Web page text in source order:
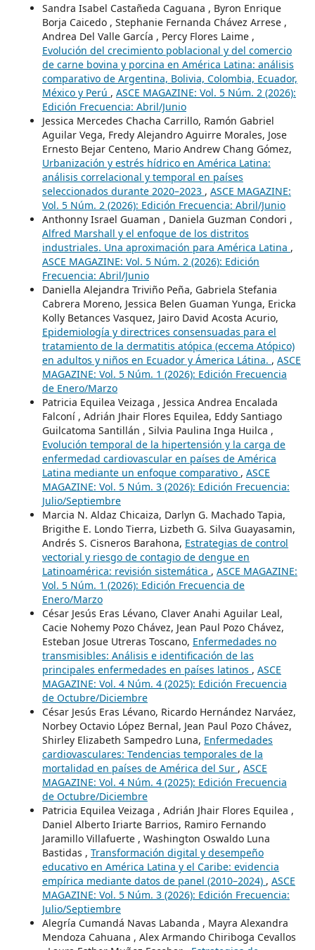
Sandra Isabel Castañeda Caguana , Byron Enrique
Borja Caicedo , Stephanie Fernanda Chávez Arrese ,
Andrea Del Valle García , Percy Flores Laime ,
Evolución del crecimiento poblacional y del comercio
de carne bovina y porcina en América Latina: análisis
comparativo de Argentina, Bolivia, Colombia, Ecuador,
México y Perú , ASCE MAGAZINE: Vol. 5 Núm. 2 (2026):
Edición Frecuencia: Abril/Junio
Jessica Mercedes Chacha Carrillo, Ramón Gabriel
Aguilar Vega, Fredy Alejandro Aguirre Morales, Jose
Ernesto Bejar Centeno, Mario Andrew Chang Gómez,
Urbanización y estrés hídrico en América Latina:
análisis correlacional y temporal en países
seleccionados durante 2020–2023 , ASCE MAGAZINE:
Vol. 5 Núm. 2 (2026): Edición Frecuencia: Abril/Junio
Anthonny Israel Guaman , Daniela Guzman Condori ,
Alfred Marshall y el enfoque de los distritos
industriales. Una aproximación para América Latina ,
ASCE MAGAZINE: Vol. 5 Núm. 2 (2026): Edición
Frecuencia: Abril/Junio
Daniella Alejandra Triviño Peña, Gabriela Stefania
Cabrera Moreno, Jessica Belen Guaman Yunga, Ericka
Kolly Betances Vasquez, Jairo David Acosta Acurio,
Epidemiología y directrices consensuadas para el
tratamiento de la dermatitis atópica (eccema Atópico)
en adultos y niños en Ecuador y Ámerica Látina. , ASCE
MAGAZINE: Vol. 5 Núm. 1 (2026): Edición Frecuencia
de Enero/Marzo
Patricia Equilea Veizaga , Jessica Andrea Encalada
Falconí , Adrián Jhair Flores Equilea, Eddy Santiago
Guilcatoma Santillán , Silvia Paulina Inga Huilca ,
Evolución temporal de la hipertensión y la carga de
enfermedad cardiovascular en países de América
Latina mediante un enfoque comparativo , ASCE
MAGAZINE: Vol. 5 Núm. 3 (2026): Edición Frecuencia:
Julio/Septiembre
Marcia N. Aldaz Chicaiza, Darlyn G. Machado Tapia,
Brigithe E. Londo Tierra, Lizbeth G. Silva Guayasamin,
Andrés S. Cisneros Barahona, Estrategias de control
vectorial y riesgo de contagio de dengue en
Latinoamérica: revisión sistemática , ASCE MAGAZINE:
Vol. 5 Núm. 1 (2026): Edición Frecuencia de
Enero/Marzo
César Jesús Eras Lévano, Claver Anahi Aguilar Leal,
Cacie Nohemy Pozo Chávez, Jean Paul Pozo Chávez,
Esteban Josue Utreras Toscano, Enfermedades no
transmisibles: Análisis e identificación de las
principales enfermedades en países latinos , ASCE
MAGAZINE: Vol. 4 Núm. 4 (2025): Edición Frecuencia
de Octubre/Diciembre
César Jesús Eras Lévano, Ricardo Hernández Narváez,
Norbey Octavio López Bernal, Jean Paul Pozo Chávez,
Shirley Elizabeth Sampedro Luna, Enfermedades
cardiovasculares: Tendencias temporales de la
mortalidad en países de América del Sur , ASCE
MAGAZINE: Vol. 4 Núm. 4 (2025): Edición Frecuencia
de Octubre/Diciembre
Patricia Equilea Veizaga , Adrián Jhair Flores Equilea ,
Daniel Alberto Iriarte Barrios, Ramiro Fernando
Jaramillo Villafuerte , Washington Oswaldo Luna
Bastidas , Transformación digital y desempeño
educativo en América Latina y el Caribe: evidencia
empírica mediante datos de panel (2010–2024) , ASCE
MAGAZINE: Vol. 5 Núm. 3 (2026): Edición Frecuencia:
Julio/Septiembre
Alegría Cumandá Navas Labanda , Mayra Alexandra
Mendoza Cahuana , Alex Armando Chiriboga Cevallos